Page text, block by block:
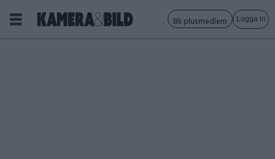
Bli plusmedlem Logga in